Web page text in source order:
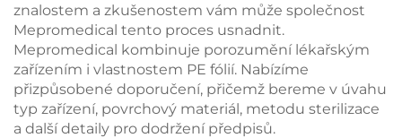
znalostem a zkušenostem vám může společnost
Mepromedical tento proces usnadnit.
Mepromedical kombinuje porozumění lékařským
zařízením i vlastnostem PE fólií. Nabízíme
přizpůsobené doporučení, přičemž bereme v úvahu
typ zařízení, povrchový materiál, metodu sterilizace
a další detaily pro dodržení předpisů.